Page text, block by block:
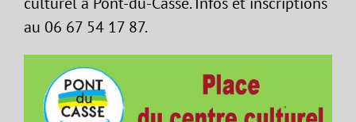
au 06 67 54 17 87.